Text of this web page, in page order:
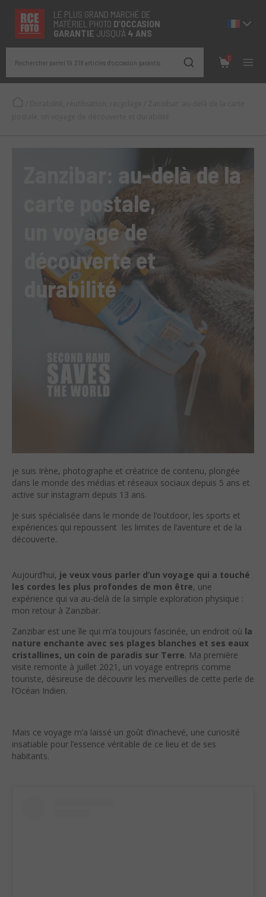
LE PLUS GRAND MARCHÉ DE
MATÉRIEL PHOTO D’OCCASION
GARANTIE JUSQU’À 4 ANS
Rechercher parmi 19.218 articles d’occasion garantis
0
Zanzibar: au-delà de la
carte postale,
un voyage de
découverte et
durabilité
je suis Irène, photographe et créatrice de contenu, plongée
dans le monde des médias et réseaux sociaux depuis 5 ans et
active sur instagram depuis 13 ans.
Je suis spécialisée dans le monde de l’outdoor, les sports et
expériences qui repoussent les limites de l’aventure et de la
découverte.
Aujourd’hui, je veux vous parler d’un voyage qui a touché
les cordes les plus profondes de mon être, une
expérience qui va au-delà de la simple exploration physique :
mon retour à Zanzibar.
Zanzibar est une île qui m’a toujours fascinée, un endroit où la
nature enchante avec ses plages blanches et ses eaux
cristallines, un coin de paradis sur Terre. Ma première
visite remonte à juillet 2021, un voyage entrepris comme
touriste, désireuse de découvrir les merveilles de cette perle de
l’Océan Indien.
Mais ce voyage m’a laissé un goût d’inachevé, une curiosité
insatiable pour l’essence véritable de ce lieu et de ses
habitants.